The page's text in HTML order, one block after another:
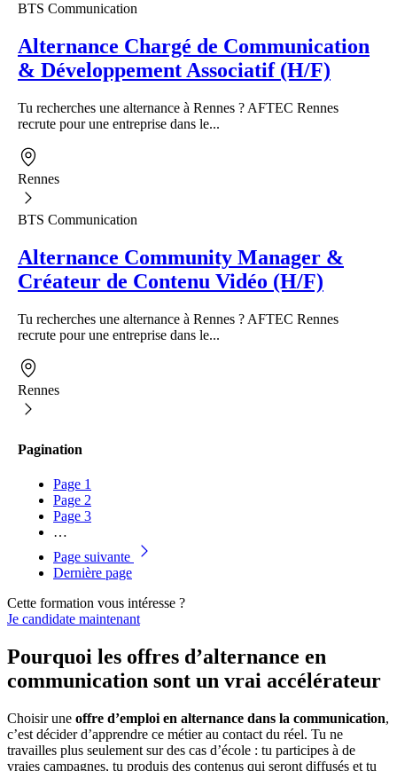
BTS Communication
Alternance Chargé de Communication
& Développement Associatif (H/F)
Tu recherches une alternance à Rennes ? AFTEC Rennes
recrute pour une entreprise dans le...
Rennes
BTS Communication
Alternance Community Manager &
Créateur de Contenu Vidéo (H/F)
Tu recherches une alternance à Rennes ? AFTEC Rennes
recrute pour une entreprise dans le...
Rennes
Pagination
Page 1
Page 2
Page 3
…
Page suivante
Dernière page
Cette formation vous intéresse ?
Je candidate maintenant
Pourquoi les offres d’alternance en
communication sont un vrai accélérateur
Choisir une offre d’emploi en alternance dans la communication,
c’est décider d’apprendre ce métier au contact du réel. Tu ne
travailles plus seulement sur des cas d’école : tu participes à de
vraies campagnes, tu produis des contenus qui seront diffusés et tu